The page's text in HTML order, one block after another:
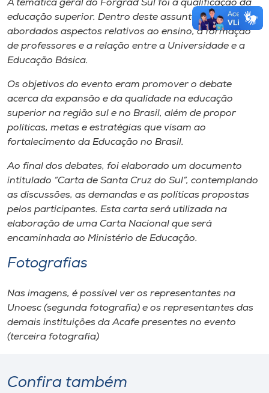
A temática geral do Forgrad Sul foi a qualificação da
educação superior. Dentro deste assunto, foram
abordados aspectos relativos ao ensino, à formação
de professores e a relação entre a Universidade e a
Educação Básica.
Os objetivos do evento eram promover o debate
acerca da expansão e da qualidade na educação
superior na região sul e no Brasil, além de propor
políticas, metas e estratégias que visam ao
fortalecimento da Educação no Brasil.
Ao final dos debates, foi elaborado um documento
intitulado “Carta de Santa Cruz do Sul”, contemplando
as discussões, as demandas e as políticas propostas
pelos participantes. Esta carta será utilizada na
elaboração de uma Carta Nacional que será
encaminhada ao Ministério de Educação.
Fotografias
Nas imagens, é possível ver os representantes na
Unoesc (segunda fotografia) e os representantes das
demais instituições da Acafe presentes no evento
(terceira fotografia)
Confira também